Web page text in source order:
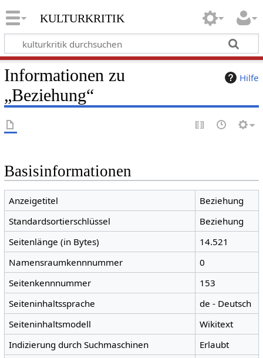
kulturkritik
Hilfe
Informationen zu
„Beziehung“
Basisinformationen
Anzeigetitel
Beziehung
Standardsortierschlüssel
Beziehung
Seitenlänge (in Bytes)
14.521
Namensraumkennnummer
0
Seitenkennnummer
153
Seiteninhaltssprache
de - Deutsch
Seiteninhaltsmodell
Wikitext
Indizierung durch Suchmaschinen
Erlaubt